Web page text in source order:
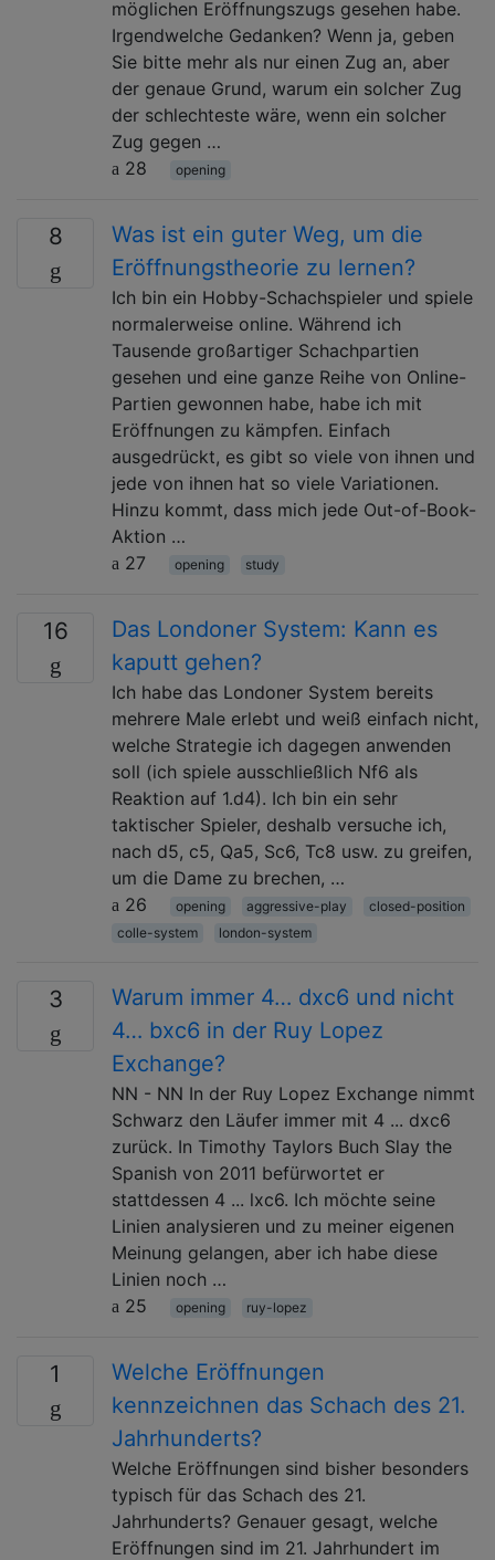
möglichen Eröffnungszugs gesehen habe.
Irgendwelche Gedanken? Wenn ja, geben
Sie bitte mehr als nur einen Zug an, aber
der genaue Grund, warum ein solcher Zug
der schlechteste wäre, wenn ein solcher
Zug gegen …
28
opening
8
Was ist ein guter Weg, um die
Eröffnungstheorie zu lernen?
Ich bin ein Hobby-Schachspieler und spiele
normalerweise online. Während ich
Tausende großartiger Schachpartien
gesehen und eine ganze Reihe von Online-
Partien gewonnen habe, habe ich mit
Eröffnungen zu kämpfen. Einfach
ausgedrückt, es gibt so viele von ihnen und
jede von ihnen hat so viele Variationen.
Hinzu kommt, dass mich jede Out-of-Book-
Aktion …
27
opening study
16
Das Londoner System: Kann es
kaputt gehen?
Ich habe das Londoner System bereits
mehrere Male erlebt und weiß einfach nicht,
welche Strategie ich dagegen anwenden
soll (ich spiele ausschließlich Nf6 als
Reaktion auf 1.d4). Ich bin ein sehr
taktischer Spieler, deshalb versuche ich,
nach d5, c5, Qa5, Sc6, Tc8 usw. zu greifen,
um die Dame zu brechen, …
26
opening aggressive-play
closed-position
colle-system
london-system
3
Warum immer 4… dxc6 und nicht
4… bxc6 in der Ruy Lopez
Exchange?
NN - NN In der Ruy Lopez Exchange nimmt
Schwarz den Läufer immer mit 4 ... dxc6
zurück. In Timothy Taylors Buch Slay the
Spanish von 2011 befürwortet er
stattdessen 4 ... lxc6. Ich möchte seine
Linien analysieren und zu meiner eigenen
Meinung gelangen, aber ich habe diese
Linien noch …
25
opening ruy-lopez
1
Welche Eröffnungen
kennzeichnen das Schach des 21.
Jahrhunderts?
Welche Eröffnungen sind bisher besonders
typisch für das Schach des 21.
Jahrhunderts? Genauer gesagt, welche
Eröffnungen sind im 21. Jahrhundert im